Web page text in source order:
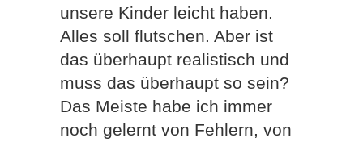
unsere Kinder leicht haben.
Alles soll flutschen. Aber ist
das überhaupt realistisch und
muss das überhaupt so sein?
Das Meiste habe ich immer
noch gelernt von Fehlern, von